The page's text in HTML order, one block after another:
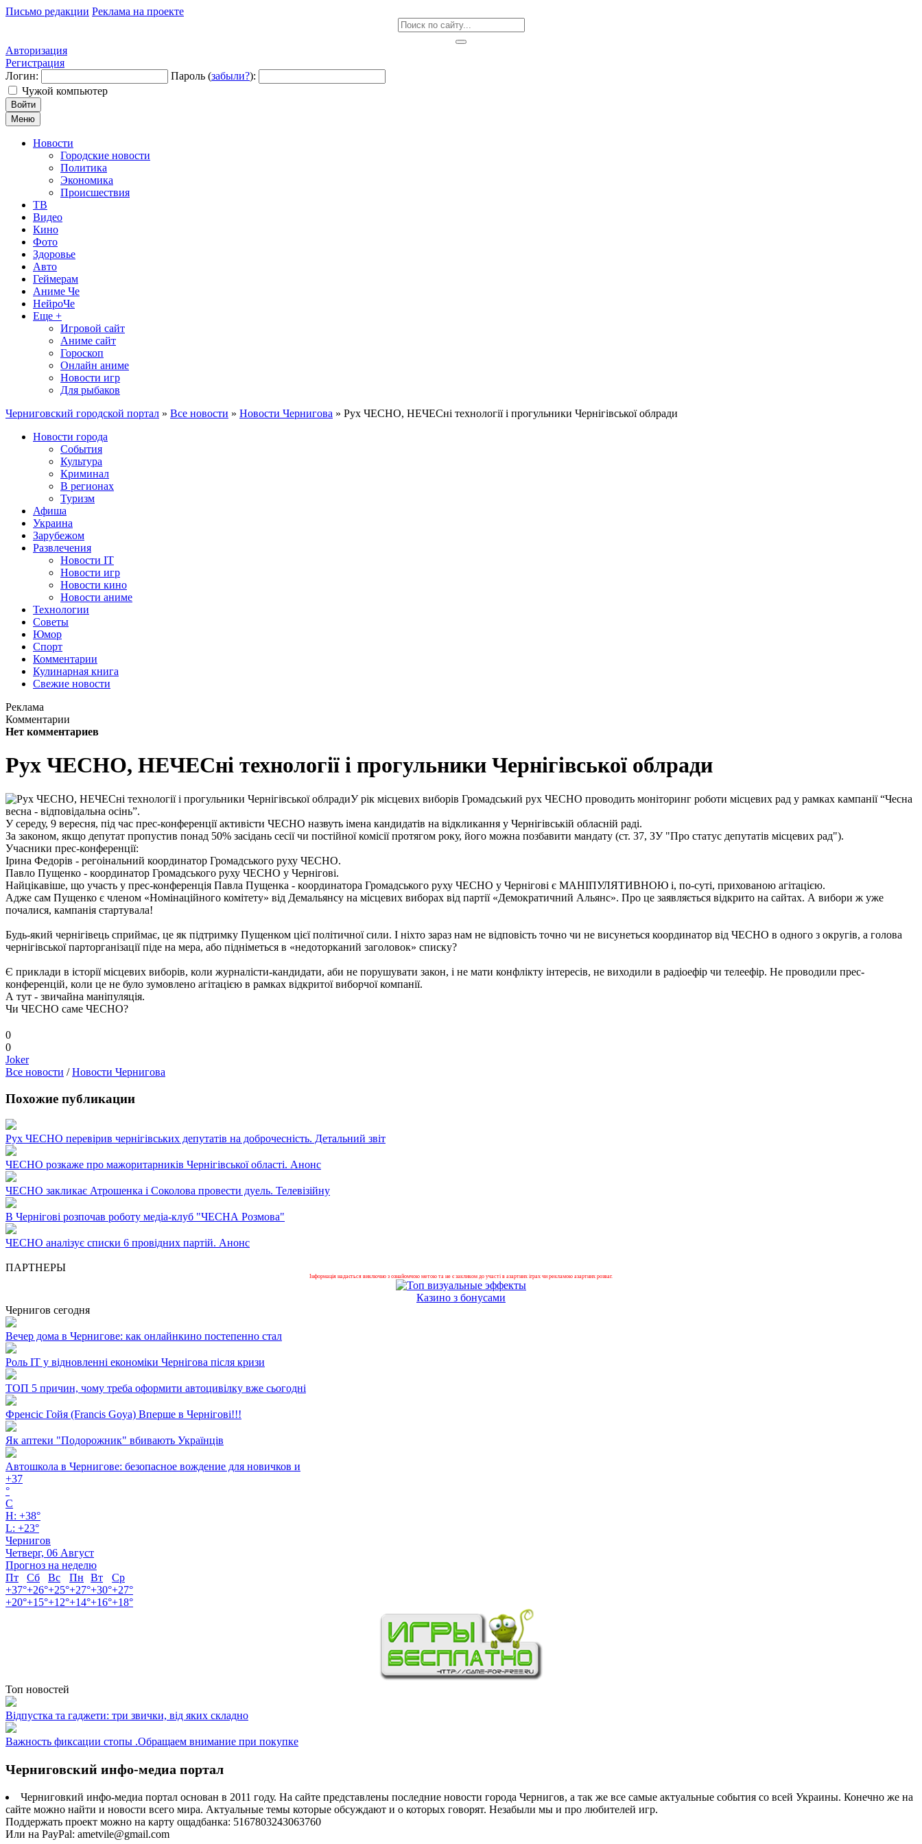
Письмо редакции Реклама на проекте
Авторизация
Регистрация
Логин:
Пароль (забыли?):
Чужой компьютер
Войти
Меню
Новости
Городские новости
Политика
Экономика
Происшествия
ТВ
Видео
Кино
Фото
Здоровье
Авто
Геймерам
Аниме Че
НейроЧе
Еще +
Игровой сайт
Аниме сайт
Гороскоп
Онлайн аниме
Новости игр
Для рыбаков
Черниговский городской портал » Все новости » Новости Чернигова » Рух ЧЕСНО, НЕЧЕСні технології і прогульники Чернігівської облради
Новости города
События
Культура
Криминал
В регионах
Туризм
Афиша
Украина
Зарубежом
Развлечения
Новости IT
Новости игр
Новости кино
Новости аниме
Технологии
Советы
Юмор
Спорт
Комментарии
Кулинарная книга
Свежие новости
Реклама
Комментарии
Нет комментариев
Рух ЧЕСНО, НЕЧЕСні технології і прогульники Чернігівської облради
У рік місцевих виборів Громадський рух ЧЕСНО проводить моніторинг роботи місцевих рад у рамках кампанії “Чесна
весна - відповідальна осінь”.
У середу, 9 вересня, під час прес-конференції активісти ЧЕСНО назвуть імена кандидатів на відкликання у Чернігівській обласній раді.
За законом, якщо депутат пропустив понад 50% засідань сесії чи постійної комісії протягом року, його можна позбавити мандату (ст. 37, ЗУ "Про статус депутатів місцевих рад").
Учасники прес-конференції:
Ірина Федорів - регоінальний координатор Громадського руху ЧЕСНО.
Павло Пущенко - координатор Громадського руху ЧЕСНО у Чернігові.
Найцікавіше, що участь у прес-конференція Павла Пущенка - координатора Громадського руху ЧЕСНО у Чернігові є МАНІПУЛЯТИВНОЮ і, по-суті, прихованою агітацією.
Адже сам Пущенко є членом «Номінаційного комітету» від Демальянсу на місцевих виборах від партії «Демократичний Альянс». Про це заявляється відкрито на сайтах. А вибори ж уже
почалися, кампанія стартувала!
Будь-який чернігівець сприймає, це як підтримку Пущенком цієї політичної сили. І ніхто зараз нам не відповість точно чи не висунеться координатор від ЧЕСНО в одного з округів, а голова
чернігівської парторганізації піде на мера, або підніметься в «недоторканий заголовок» списку?
Є приклади в історії місцевих виборів, коли журналісти-кандидати, аби не порушувати закон, і не мати конфлікту інтересів, не виходили в радіоефір чи телеефір. Не проводили прес-
конференцій, коли це не було зумовлено агітацією в рамках відкритої виборчої компанії.
А тут - звичайна маніпуляція.
Чи ЧЕСНО саме ЧЕСНО?
0
0
Joker
Все новости /Новости Чернигова
Похожие публикации
Рух ЧЕСНО перевірив чернігівських депутатів на доброчесність. Детальний звіт
ЧЕСНО розкаже про мажоритарників Чернігівської області. Анонс
ЧЕСНО закликає Атрошенка і Соколова провести дуель. Телевізійну
В Чернігові розпочав роботу медіа-клуб "ЧЕСНА Розмова"
ЧЕСНО аналізує списки 6 провідних партій. Анонс
ПАРТНЕРЫ
Інформація надається виключно з ознайомчою метою та не є закликом до участі в азартних іграх чи рекламою азартних розваг.
Казино з бонусами
Чернигов сегодня
Вечер дома в Чернигове: как онлайнкино постепенно стал
Роль ІТ у відновленні економіки Чернігова після кризи
ТОП 5 причин, чому треба оформити автоцивілку вже сьогодні
Френсіс Гойя (Francis Goya) Вперше в Чернігові!!!
Як аптеки "Подорожник" вбивають Українців
Автошкола в Чернигове: безопасное вождение для новичков и
+37
°
C
H: +38°
L: +23°
Чернигов
Четверг, 06 Август
Прогноз на неделю
Пт
Сб Вс Пн Вт
Ср
+37°+26°+25°+27°+30°+27°
+20°+15°+12°+14°+16°+18°
Топ новостей
Відпустка та гаджети: три звички, від яких складно
Важность фиксации стопы .Обращаем внимание при покупке
Черниговский инфо-медиа портал
Черниговкий инфо-медиа портал основан в 2011 году. На сайте представлены последние новости города Чернигов, а так же все самые актуальные события со всей Украины. Конечно же на
сайте можно найти и новости всего мира. Актуальные темы которые обсуждают и о которых говорят. Незабыли мы и про любителей игр.
Поддержать проект можно на карту ощадбанка: 5167803243063760
Или на PayPal: ametvile@gmail.com